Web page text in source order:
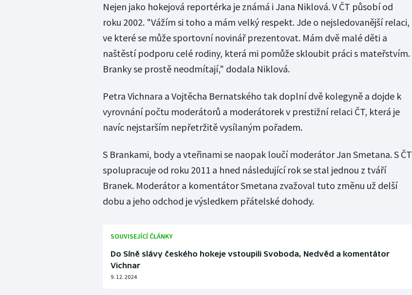
Nejen jako hokejová reportérka je známá i Jana Niklová. V ČT působí od
roku 2002. "Vážím si toho a mám velký respekt. Jde o nejsledovanější relaci,
ve které se může sportovní novinář prezentovat. Mám dvě malé děti a
naštěstí podporu celé rodiny, která mi pomůže skloubit práci s mateřstvím.
Branky se prostě neodmítají," dodala Niklová.
Petra Vichnara a Vojtěcha Bernatského tak doplní dvě kolegyně a dojde k
vyrovnání počtu moderátorů a moderátorek v prestižní relaci ČT, která je
navíc nejstarším nepřetržitě vysílaným pořadem.
S Brankami, body a vteřinami se naopak loučí moderátor Jan Smetana. S ČT
spolupracuje od roku 2011 a hned následující rok se stal jednou z tváří
Branek. Moderátor a komentátor Smetana zvažoval tuto změnu už delší
dobu a jeho odchod je výsledkem přátelské dohody.
SOUVISEJÍCÍ ČLÁNKY
Do Síně slávy českého hokeje vstoupili Svoboda, Nedvěd a komentátor
Vichnar
9. 12. 2024